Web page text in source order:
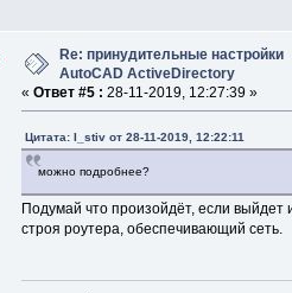
Re: принудительные настройки
AutoCAD ActiveDirectory
« Ответ #5 : 28-11-2019, 12:27:39 »
Цитата: I_stiv от 28-11-2019, 12:22:11
можно подробнее?
Подумай что произойдёт, если
строя роутера, обеспечивающий сеть.